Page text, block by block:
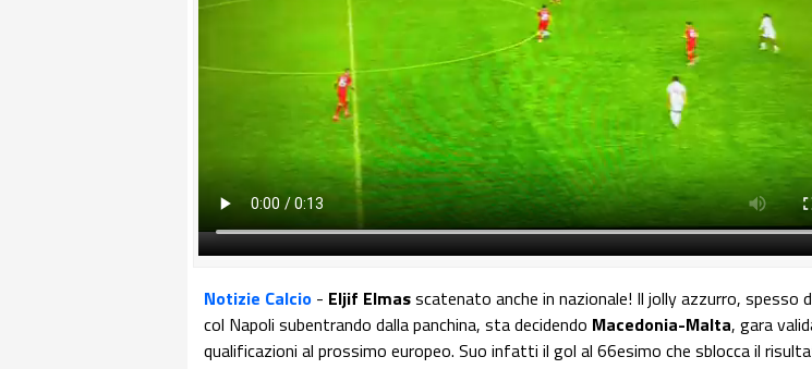
Notizie Calcio - Eljif Elmasscatenato anche in nazionale! Il jolly azzurro, spesso
col Napoli subentrando dalla panchina, sta decidendo Macedonia-Malta, gara
qualificazioni al prossimo europeo. Suo infatti il gol al 66esimo che sblocca il